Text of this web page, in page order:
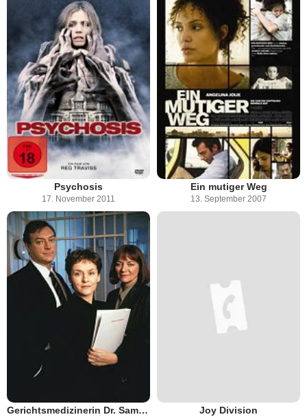
Psychosis
17. November 2011
Ein mutiger Weg
13. September 2007
Gerichtsmedizinerin Dr. Samantha Ryan Joy Division